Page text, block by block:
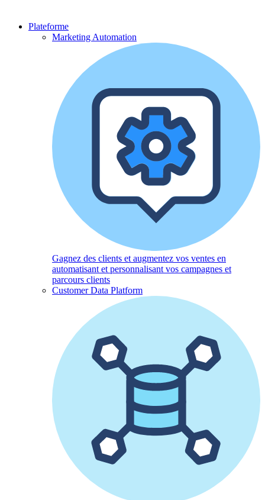
Plateforme
Marketing Automation
Gagnez des clients et augmentez vos ventes en
automatisant et personnalisant vos campagnes et
parcours clients
Customer Data Platform